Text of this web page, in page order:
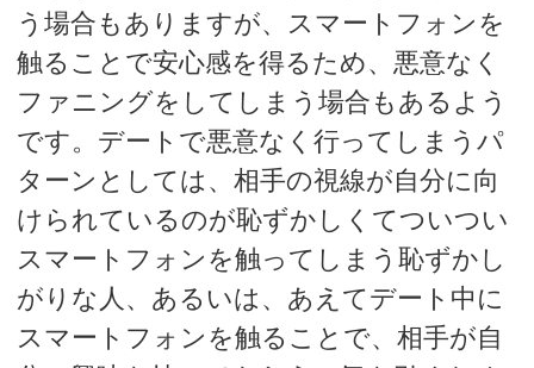
う場合もありますが、スマートフォンを
触ることで安心感を得るため、悪意なく
ファニングをしてしまう場合もあるよう
です。デートで悪意なく行ってしまうパ
ターンとしては、相手の視線が自分に向
けられているのが恥ずかしくてついつい
スマートフォンを触ってしまう恥ずかし
がりな人、あるいは、あえてデート中に
スマートフォンを触ることで、相手が自